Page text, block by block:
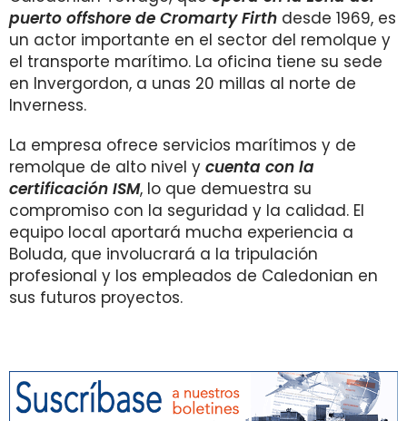
puerto offshore de Cromarty Firth desde 1969, es
un actor importante en el sector del remolque y
el transporte marítimo. La oficina tiene su sede
en Invergordon, a unas 20 millas al norte de
Inverness.
La empresa ofrece servicios marítimos y de
remolque de alto nivel y cuenta con la
certificación ISM, lo que demuestra su
compromiso con la seguridad y la calidad. El
equipo local aportará mucha experiencia a
Boluda, que involucrará a la tripulación
profesional y los empleados de Caledonian en
sus futuros proyectos.